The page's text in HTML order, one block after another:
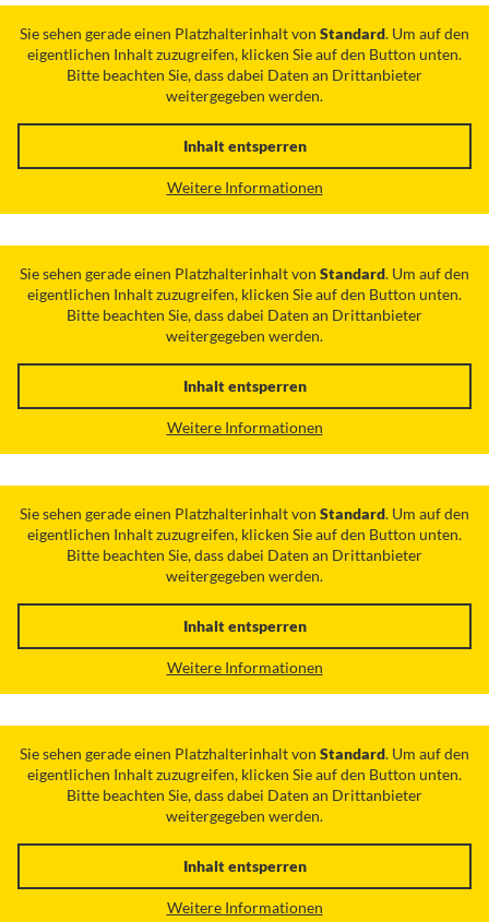
Sie sehen gerade einen Platzhalterinhalt von Standard. Um auf den
eigentlichen Inhalt zuzugreifen, klicken Sie auf den Button unten.
Bitte beachten Sie, dass dabei Daten an Drittanbieter
weitergegeben werden.
Inhalt entsperren
Weitere Informationen
Sie sehen gerade einen Platzhalterinhalt von Standard. Um auf den
eigentlichen Inhalt zuzugreifen, klicken Sie auf den Button unten.
Bitte beachten Sie, dass dabei Daten an Drittanbieter
weitergegeben werden.
Inhalt entsperren
Weitere Informationen
Sie sehen gerade einen Platzhalterinhalt von Standard. Um auf den
eigentlichen Inhalt zuzugreifen, klicken Sie auf den Button unten.
Bitte beachten Sie, dass dabei Daten an Drittanbieter
weitergegeben werden.
Inhalt entsperren
Weitere Informationen
Sie sehen gerade einen Platzhalterinhalt von Standard. Um auf den
eigentlichen Inhalt zuzugreifen, klicken Sie auf den Button unten.
Bitte beachten Sie, dass dabei Daten an Drittanbieter
weitergegeben werden.
Inhalt entsperren
Weitere Informationen